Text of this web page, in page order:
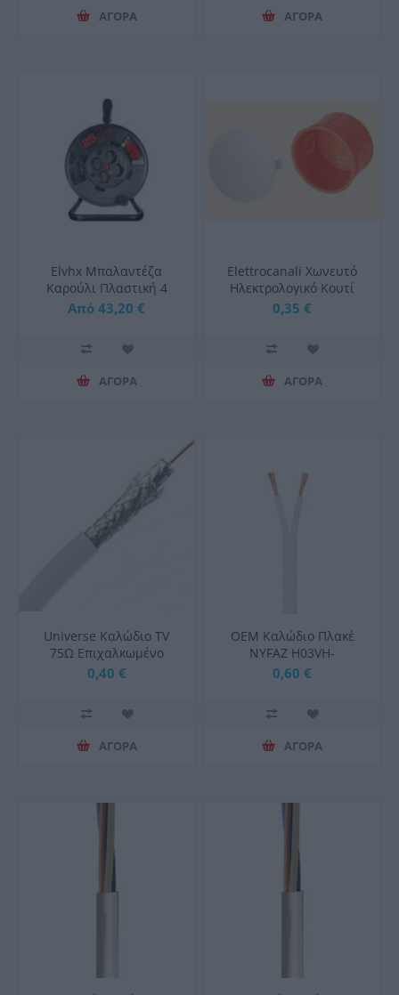
ΑΓΟΡΑ ΑΓΟΡΑ
Elvhx Μπαλαντέζα
Καρούλι Πλαστική 4
Θέσεων 16A IP20 Μαύρη
Από 43,20 €
ΑΓΟΡΑ
Elettrocanali Χωνευτό
Ηλεκτρολογικό Κουτί
Διακλάδωσης 2-EC37065
0,35 €
ΑΓΟΡΑ
Universe Καλώδιο TV
75Ω Επιχαλκωμένο
1μέτρο
0,40 €
ΑΓΟΡΑ
OEM Καλώδιο Πλακέ
NYFAZ H03VH-
H2X0,75mm2 Λευκό
0,60 €
ΑΓΟΡΑ